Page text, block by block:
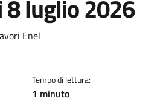
luglio 2026
Enel
Tempo di lettura:
1 minuto